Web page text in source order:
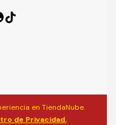
en TiendaNube.
de Privacidad.